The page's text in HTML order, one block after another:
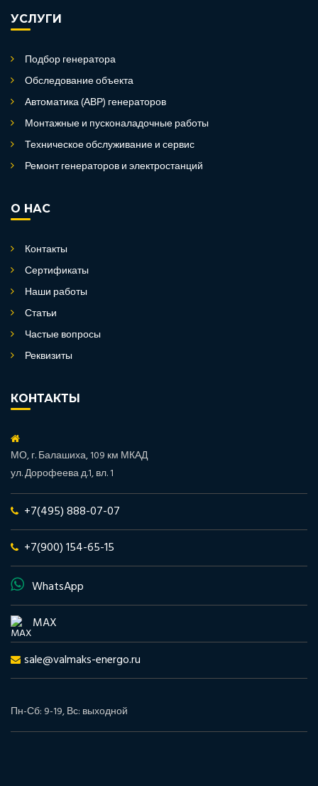
УСЛУГИ
Подбор генератора
Обследование объекта
Автоматика (АВР) генераторов
Монтажные и пусконаладочные работы
Техническое обслуживание и сервис
Ремонт генераторов и электростанций
О НАС
Контакты
Сертификаты
Наши работы
Статьи
Частые вопросы
Реквизиты
КОНТАКТЫ
МО, г. Балашиха, 109 км МКАД
ул. Дорофеева д.1, вл. 1
+7(495) 888-07-07
+7(900) 154-65-15
WhatsApp
MAX
sale@valmaks-energo.ru
Пн-Сб: 9-19, Вс: выходной